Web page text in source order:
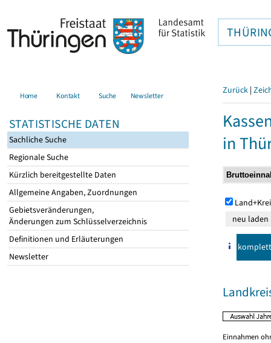
Home Kontakt Suche Newsletter
STATISTISCHE DATEN
Sachliche Suche
Regionale Suche
Kürzlich bereitgestellte Daten
Allgemeine Angaben, Zuordnungen
Gebietsveränderungen,
Änderungen zum Schlüsselverzeichnis
Definitionen und Erläuterungen
Newsletter
Zurück |
in
komplett
Einnahmen